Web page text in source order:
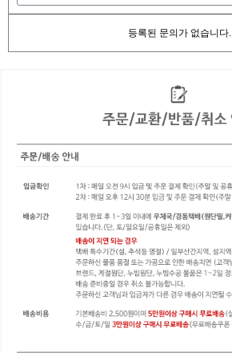
등록된 문의가 없습니다.